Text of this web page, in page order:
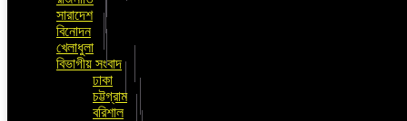
সারাদেশ
বিনোদন
খেলাধুলা
বিভাগীয় সংবাদ
ঢাকা
চট্টগ্রাম
বরিশাল